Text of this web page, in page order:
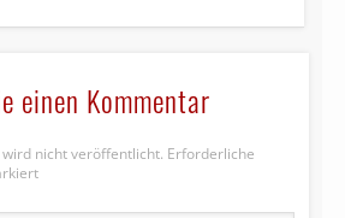
einen Kommentar
nicht veröffentlicht. Erforderliche